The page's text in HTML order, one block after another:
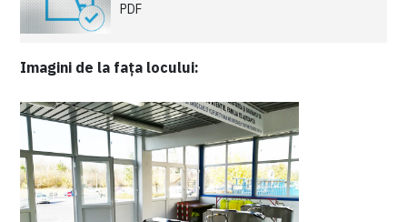
PDF
Imagini de la fața locului: